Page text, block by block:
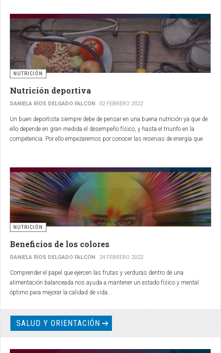
NUTRICIÓN
Nutrición deportiva
DANIELA RÍOS DELGADO FALCÓN 02 FEBRERO 2022
Un buen deportista siempre debe de pensar en una buena nutrición ya que de
ello depende en gran medida el desempeño físico, y hasta el triunfo en la
competencia. Por ello empezaremos por conocer las reservas de energía que
NUTRICIÓN
Beneficios de los colores
DANIELA RÍOS DELGADO FALCÓN 24 FEBRERO 2022
Comprender el papel que ejercen las frutas y verduras dentro de una
alimentación balanceada nos ayuda a mantener un estado físico y mental
óptimo para mejorar la calidad de vida...
SALUD Y ORIENTACIÓN